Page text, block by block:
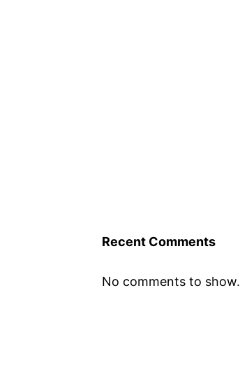
Recent Comments
No comments to show.